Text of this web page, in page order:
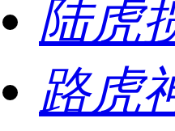
陆虎
路虎